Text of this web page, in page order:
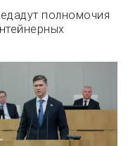
полномочия